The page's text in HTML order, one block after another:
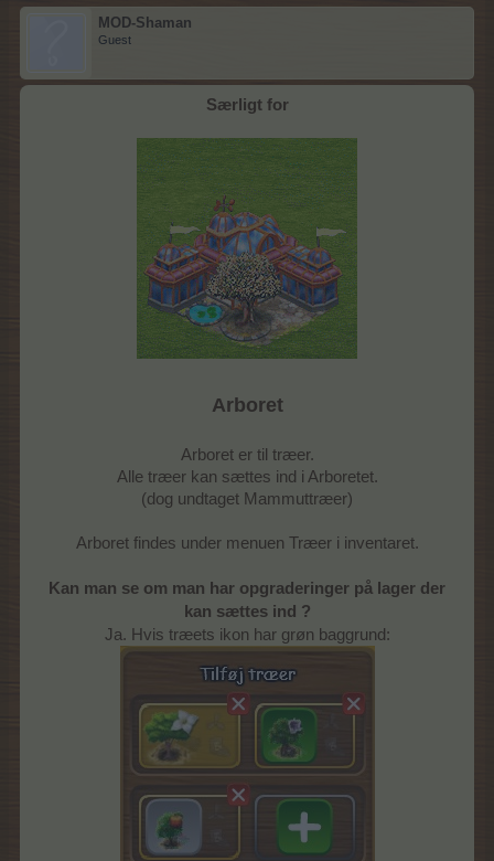
MOD-Shaman
Guest
Særligt for
Arboret
Arboret er til træer.
Alle træer kan sættes ind i Arboretet.
(dog undtaget Mammuttræer)
Arboret findes under menuen Træer i inventaret.
Kan man se om man har opgraderinger på lager der
kan sættes ind ?
Ja. Hvis træets ikon har grøn baggrund: